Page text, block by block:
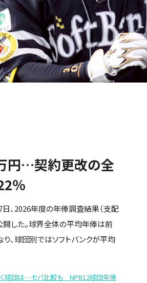
円…契約更改の全
％
、2026年度の年俸調査結果（支配
した。球界全体の平均年俸は前
、球団別ではソフトバンクが平均
く球団は…セパ比較も NPB12球団年俸